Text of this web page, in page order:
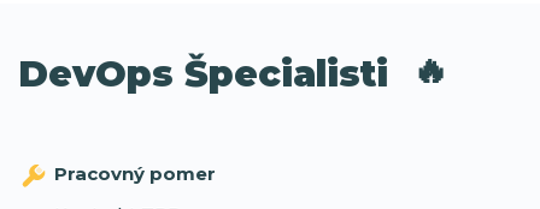
DevOps Špecialisti 🔥
Pracovný pomer